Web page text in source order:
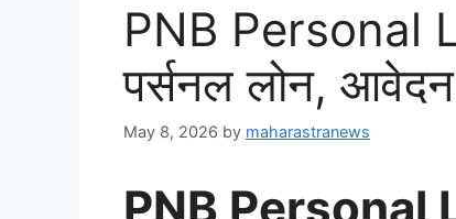
PNB Personal
पर्सनल लोन, आवेदन
May 8, 2026 by maharastranews
PNB Personal